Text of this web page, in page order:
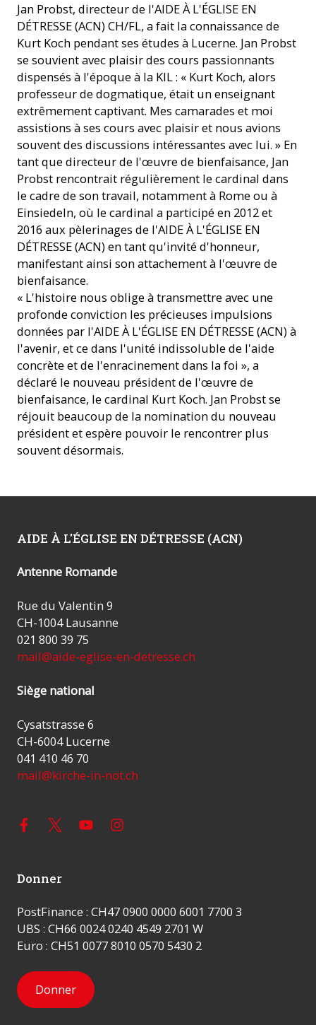
Jan Probst, directeur de l'AIDE À L'ÉGLISE EN
DÉTRESSE (ACN) CH/FL, a fait la connaissance de
Kurt Koch pendant ses études à Lucerne. Jan Probst
se souvient avec plaisir des cours passionnants
dispensés à l'époque à la KIL : « Kurt Koch, alors
professeur de dogmatique, était un enseignant
extrêmement captivant. Mes camarades et moi
assistions à ses cours avec plaisir et nous avions
souvent des discussions intéressantes avec lui. » En
tant que directeur de l'œuvre de bienfaisance, Jan
Probst rencontrait régulièrement le cardinal dans
le cadre de son travail, notamment à Rome ou à
Einsiedeln, où le cardinal a participé en 2012 et
2016 aux pèlerinages de l'AIDE À L'ÉGLISE EN
DÉTRESSE (ACN) en tant qu'invité d'honneur,
manifestant ainsi son attachement à l'œuvre de
bienfaisance.
« L'histoire nous oblige à transmettre avec une
profonde conviction les précieuses impulsions
données par l'AIDE À L'ÉGLISE EN DÉTRESSE (ACN) à
l'avenir, et ce dans l'unité indissoluble de l'aide
concrète et de l'enracinement dans la foi », a
déclaré le nouveau président de l'œuvre de
bienfaisance, le cardinal Kurt Koch. Jan Probst se
réjouit beaucoup de la nomination du nouveau
président et espère pouvoir le rencontrer plus
souvent désormais.
AIDE À L'ÉGLISE EN DÉTRESSE (ACN)
Antenne Romande
Rue du Valentin 9
CH-1004 Lausanne
021 800 39 75
mail@aide-eglise-en-detresse.ch
Siège national
Cysatstrasse 6
CH-6004 Lucerne
041 410 46 70
mail@kirche-in-not.ch
Donner
PostFinance : CH47 0900 0000 6001 7700 3
UBS : CH66 0024 0240 4549 2701 W
Euro : CH51 0077 8010 0570 5430 2
Donner